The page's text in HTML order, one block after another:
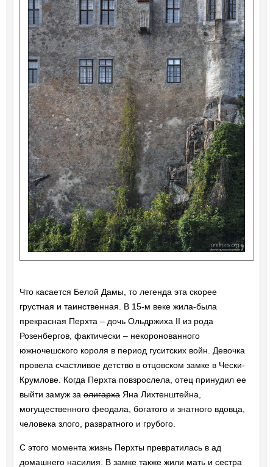
Что касается Белой Дамы, то легенда эта скорее
грустная и таинственная. В 15-м веке жила-была
прекрасная Перхта – дочь Ольдржиха II из рода
Розенбергов, фактически – некоронованного
южночешского короля в период гуситских войн. Девочка
провела счастливое детство в отцовском замке в Чески-
Крумлове. Когда Перхта повзрослела, отец принудил ее
выйти замуж за олигархаЯна Лихтенштейна,
могущественного феодала, богатого и знатного вдовца,
человека злого, развратного и грубого.
С этого момента жизнь Перхты превратилась в ад
домашнего насилия. В замке также жили мать и сестра